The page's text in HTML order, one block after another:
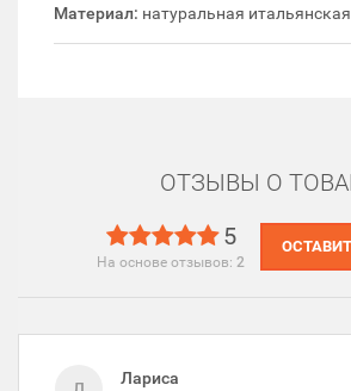
Материал: натуральная
ОТЗЫВЫ О
5
На основе отзывов: 2
Лариса